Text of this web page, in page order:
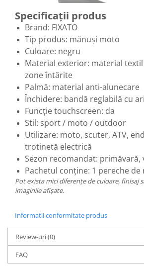
Specificații produs
Brand: FIXATO
Tip produs: mănuși moto
Culoare: negru
Material exterior: material
zone întărite
Palmă: material anti-alunecare
Închidere: bandă reglabilă cu
Funcție touchscreen: da
Stil: sport / moto / outdoor
Utilizare: moto, scuter, ATV,
trotinetă electrică
Sezon recomandat: primăvară,
Pachetul conține: 1 pereche de
Pot exista mici diferențe de culoare, finisaj
imaginile afișate.
Informatii conformitate produs
Review-uri(0)
FAQ